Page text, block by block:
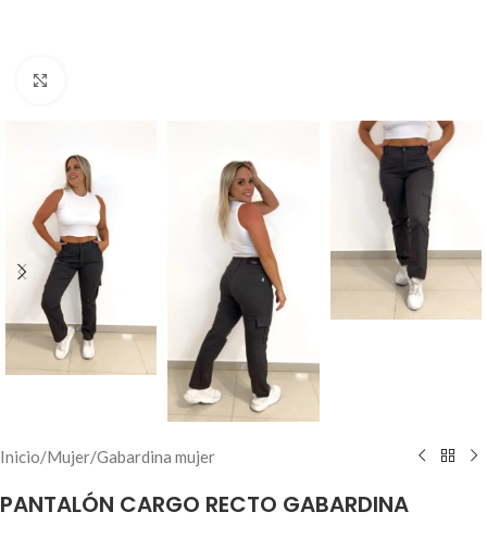
Inicio/Mujer/Gabardina mujer
PANTALÓN CARGO RECTO GABARDINA